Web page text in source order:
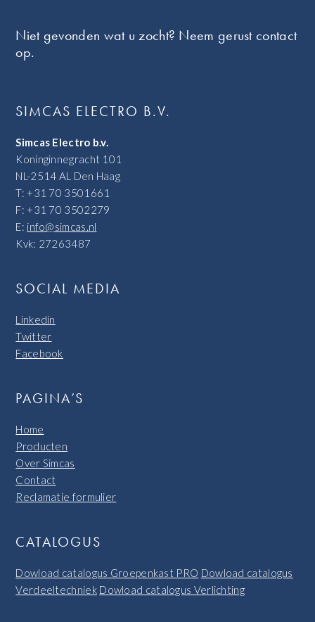
Niet gevonden wat u zocht? Neem gerust contact
op.
SIMCAS ELECTRO B.V.
Simcas Electro b.v.
Koninginnegracht 101
NL-2514 AL Den Haag
T: +31 70 3501661
F: +31 70 3502279
E: info@simcas.nl
Kvk: 27263487
SOCIAL MEDIA
Linkedin
Twitter
Facebook
PAGINA’S
Home
Producten
Over Simcas
Contact
Reclamatie formulier
CATALOGUS
Dowload catalogus Groepenkast PRO Dowload catalogus
Verdeeltechniek Dowload catalogus Verlichting